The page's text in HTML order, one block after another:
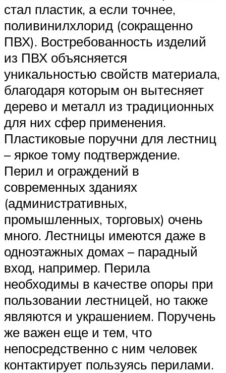
стал пластик, а если точнее,
поливинилхлорид (сокращенно
ПВХ). Востребованность изделий
из ПВХ объясняется
уникальностью свойств материала,
благодаря которым он вытесняет
дерево и металл из традиционных
для них сфер применения.
Пластиковые поручни для лестниц
– яркое тому подтверждение.
Перил и ограждений в
современных зданиях
(административных,
промышленных, торговых) очень
много. Лестницы имеются даже в
одноэтажных домах – парадный
вход, например. Перила
необходимы в качестве опоры при
пользовании лестницей, но также
являются и украшением. Поручень
же важен еще и тем, что
непосредственно с ним человек
контактирует пользуясь перилами.